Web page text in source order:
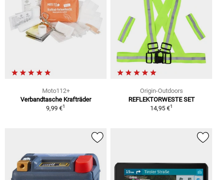
Moto112+
Verbandtasche Krafträder
9,99 €1
Origin-Outdoors
REFLEKTORWESTE SET
14,95 €1